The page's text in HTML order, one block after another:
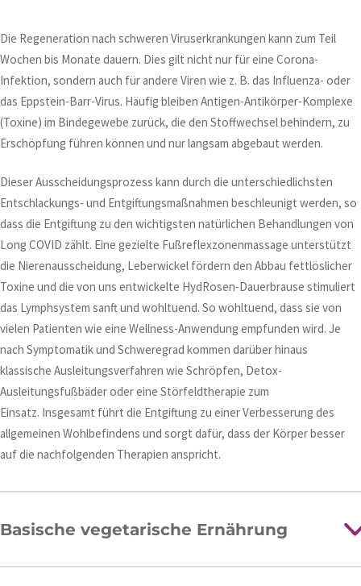
Die Regeneration nach schweren Viruserkrankungen kann zum Teil
Wochen bis Monate dauern. Dies gilt nicht nur für eine Corona-
Infektion, sondern auch für andere Viren wie z. B. das Influenza- oder
das Eppstein-Barr-Virus. Häufig bleiben Antigen-Antikörper-Komplexe
(Toxine) im Bindegewebe zurück, die den Stoffwechsel behindern, zu
Erschöpfung führen können und nur langsam abgebaut werden.
Dieser Ausscheidungsprozess kann durch die unterschiedlichsten
Entschlackungs- und Entgiftungsmaßnahmen beschleunigt werden, so
dass die Entgiftung zu den wichtigsten natürlichen Behandlungen von
Long COVID zählt. Eine gezielte Fußreflexzonenmassage unterstützt
die Nierenausscheidung, Leberwickel fördern den Abbau fettlöslicher
Toxine und die von uns entwickelte HydRosen-Dauerbrause stimuliert
das Lymphsystem sanft und wohltuend. So wohltuend, dass sie von
vielen Patienten wie eine Wellness-Anwendung empfunden wird. Je
nach Symptomatik und Schweregrad kommen darüber hinaus
klassische Ausleitungsverfahren wie Schröpfen, Detox-
Ausleitungsfußbäder oder eine Störfeldtherapie zum
Einsatz. Insgesamt führt die Entgiftung zu einer Verbesserung des
allgemeinen Wohlbefindens und sorgt dafür, dass der Körper besser
auf die nachfolgenden Therapien anspricht.
Basische vegetarische Ernährung